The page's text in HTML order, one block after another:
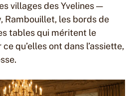
villages des Yvelines —
Rambouillet, les bords de
tables qui méritent le
qu’elles ont dans l’assiette,